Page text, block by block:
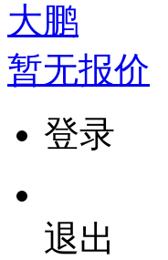
大鹏
暂无报价
登录
退出